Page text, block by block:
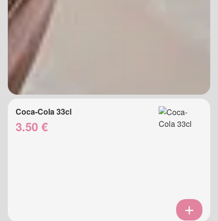
Coca-Cola 33cl
3.50 €